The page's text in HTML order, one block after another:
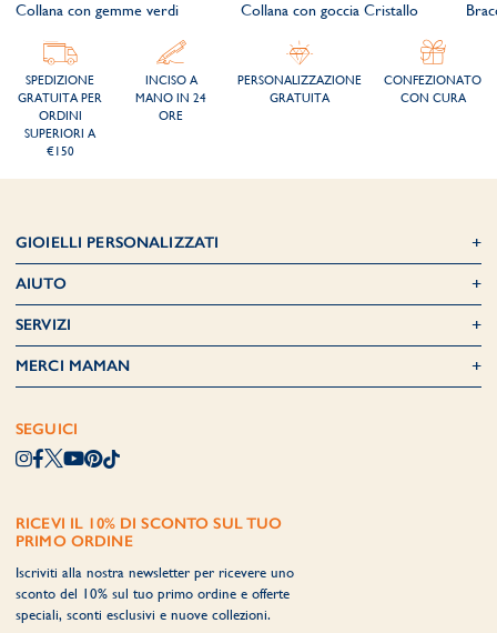
Collana con gemme verdi Collana con goccia Cristallo
SPEDIZIONE
GRATUITA PER
ORDINI
SUPERIORI A
€150
INCISO A
MANO IN 24
ORE
PERSONALIZZAZIONE
GRATUITA
CONFEZIONATO
CON CURA
GIOIELLI PERSONALIZZATI
AIUTO
SERVIZI
MERCI MAMAN
SEGUICI
RICEVI IL 10% DI SCONTO SUL TUO
PRIMO ORDINE
Iscriviti alla nostra newsletter per ricevere uno
sconto del 10% sul tuo primo ordine e offerte
speciali, sconti esclusivi e nuove collezioni.